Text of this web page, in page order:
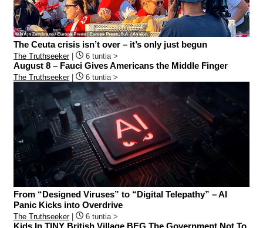
The Ceuta crisis isn’t over – it’s only just begun
The Truthseeker| 6 tuntia >
August 8 – Fauci Gives Americans the Middle Finger
The Truthseeker| 6 tuntia >
From “Designed Viruses” to “Digital Telepathy” – AI
Panic Kicks into Overdrive
The Truthseeker| 6 tuntia >